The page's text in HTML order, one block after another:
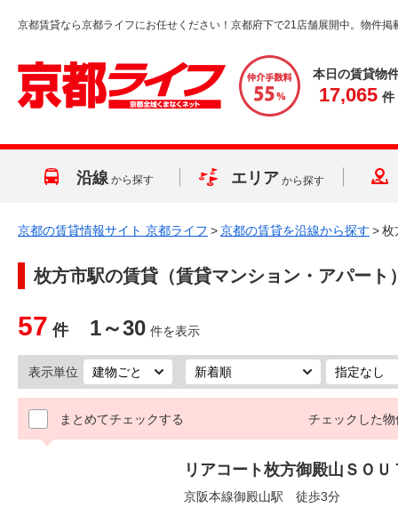
京都賃貸なら京都ライフにお任せください！京都府下で21店舗展開中。物件掲
本日の賃貸物
17,065 件
沿線 から探す エリア から探す
京都の賃貸情報サイト 京都ライフ >京都の賃貸を沿線から探す >枚
枚方市駅の賃貸（賃貸マンション・アパート
57 件 1～30 件を表示
表示単位
まとめてチェックする チェックした物
リアコート枚方御殿山ＳＯＵ
京阪本線御殿山駅 徒歩3分